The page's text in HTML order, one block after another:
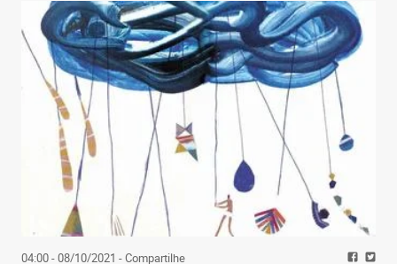
04:00 - 08/10/2021 - Compartilhe